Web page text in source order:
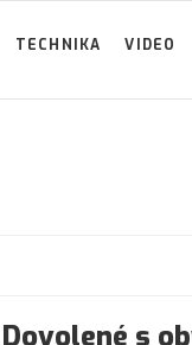
TECHNIKA VIDEO
Dovolené s